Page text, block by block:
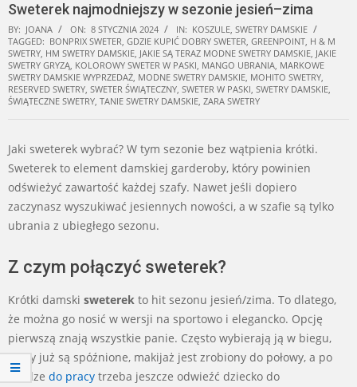
Sweterek najmodniejszy w sezonie jesień–zima
BY: JOANA ON: 8 STYCZNIA 2024 IN: KOSZULE, SWETRY DAMSKIE
TAGGED: BONPRIX SWETER, GDZIE KUPIĆ DOBRY SWETER, GREENPOINT, H & M
SWETRY, HM SWETRY DAMSKIE, JAKIE SĄ TERAZ MODNE SWETRY DAMSKIE, JAKIE
SWETRY GRYZĄ, KOLOROWY SWETER W PASKI, MANGO UBRANIA, MARKOWE
SWETRY DAMSKIE WYPRZEDAŻ, MODNE SWETRY DAMSKIE, MOHITO SWETRY,
RESERVED SWETRY, SWETER ŚWIĄTECZNY, SWETER W PASKI, SWETRY DAMSKIE,
ŚWIĄTECZNE SWETRY, TANIE SWETRY DAMSKIE, ZARA SWETRY
Jaki sweterek wybrać? W tym sezonie bez wątpienia krótki.
Sweterek to element damskiej garderoby, który powinien
odświeżyć zawartość każdej szafy. Nawet jeśli dopiero
zaczynasz wyszukiwać jesiennych nowości, a w szafie są tylko
ubrania z ubiegłego sezonu.
Z czym połączyć sweterek?
Krótki damski sweterek to hit sezonu jesień/zima. To dlatego,
że można go nosić w wersji na sportowo i elegancko. Opcję
pierwszą znają wszystkie panie. Często wybierają ją w biegu,
kiedy już są spóźnione, makijaż jest zrobiony do połowy, a po
drodze do pracy trzeba jeszcze odwieźć dziecko do